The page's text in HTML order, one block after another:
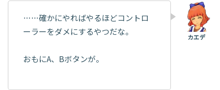
……確かにやればやるほどコントロ
ーラーをダメにするやつだな。
おもにA、Bボタンが。